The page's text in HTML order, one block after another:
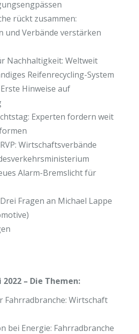
rückt zusammen:
und Verbände verstärken
Nachhaltigkeit: Weltweit
Reifenrecycling-System
Hinweise auf
Experten fordern weit
Wirtschaftsverbände
Alarm-Bremslicht für
Fragen an Michael Lappe
– Die Themen:
Fahrradbranche: Wirtschaft
bei Energie: Fahrradbranche